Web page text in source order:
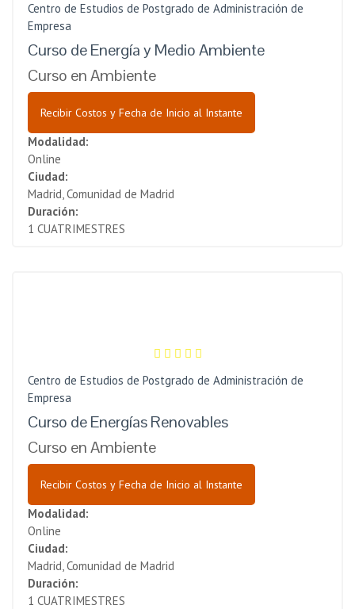
Centro de Estudios de Postgrado de Administración de
Empresa
Curso de Energía y Medio Ambiente
Curso en Ambiente
Recibir Costos y Fecha de Inicio al Instante
Modalidad:
Online
Ciudad:
Madrid, Comunidad de Madrid
Duración:
1 CUATRIMESTRES
Centro de Estudios de Postgrado de Administración de
Empresa
Curso de Energías Renovables
Curso en Ambiente
Recibir Costos y Fecha de Inicio al Instante
Modalidad:
Online
Ciudad:
Madrid, Comunidad de Madrid
Duración:
1 CUATRIMESTRES